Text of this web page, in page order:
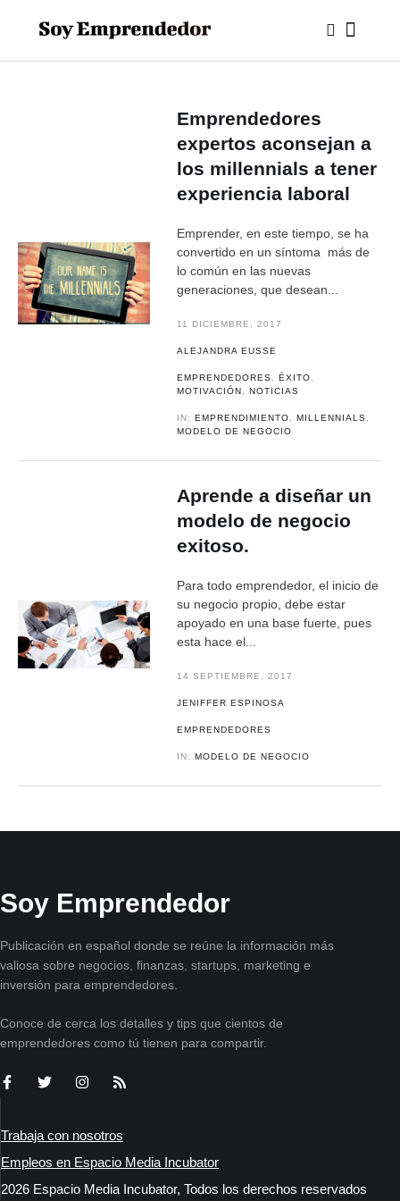
Emprendedores
expertos aconsejan a
los millennials a tener
experiencia laboral
Emprender, en este tiempo, se ha
convertido en un síntoma más de
lo común en las nuevas
generaciones, que desean...
11 DICIEMBRE, 2017
ALEJANDRA EUSSE
EMPRENDEDORES ,ÉXITO
MOTIVACIÓN
,NOTICIAS
IN:EMPRENDIMIENTO ,MILLENNIALS
MODELO DE NEGOCIO
Aprende a diseñar un
modelo de negocio
exitoso.
Para todo emprendedor, el inicio de
su negocio propio, debe estar
apoyado en una base fuerte, pues
esta hace el...
14 SEPTIEMBRE, 2017
JENIFFER ESPINOSA
EMPRENDEDORES
IN:MODELO DE NEGOCIO
Soy Emprendedor
Publicación en español donde se reúne la información más
valiosa sobre negocios, finanzas, startups, marketing e
inversión para emprendedores.
Conoce de cerca los detalles y tips que cientos de
emprendedores como tú tienen para compartir.
Trabaja con nosotros
Empleos en Espacio Media Incubator
2026 Espacio Media Incubator, Todos los derechos reservados